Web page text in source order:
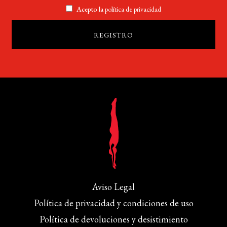
Acepto lapolítica de privacidad
Aviso Legal
Política de privacidad y condiciones de uso
Política de devoluciones y desistimiento